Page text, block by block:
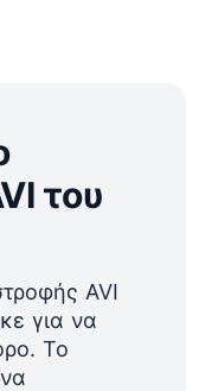
του
AVI
για να
Το